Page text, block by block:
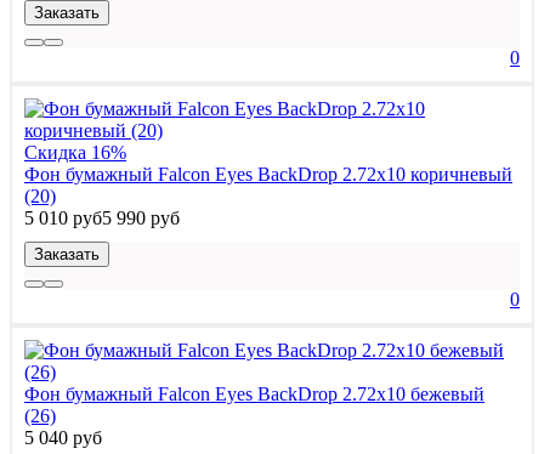
Заказать
0
Скидка 16%
Фон бумажный Falcon Eyes BackDrop 2.72x10 коричневый
(20)
5 010 руб5 990 руб
Заказать
0
Фон бумажный Falcon Eyes BackDrop 2.72x10 бежевый
(26)
5 040 руб